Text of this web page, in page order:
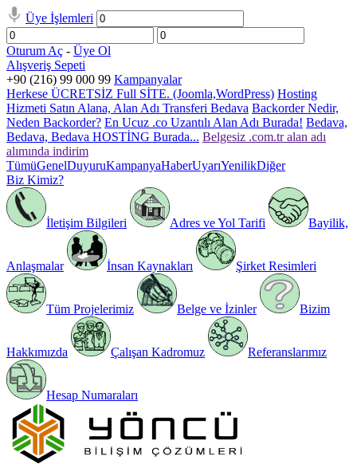
Üye İşlemleri
Oturum Aç - Üye Ol
Alışveriş Sepeti
+90 (216) 99 000 99 Kampanyalar
Herkese ÜCRETSİZ Full SİTE. (Joomla,WordPress) Hosting
Hizmeti Satın Alana, Alan Adı Transferi Bedava Backorder Nedir,
Neden Backorder? En Ucuz .co Uzantılı Alan Adı Burada! Bedava,
Bedava, Bedava HOSTİNG Burada... Belgesiz .com.tr alan adı
alımında indirim
TümüGenelDuyuruKampanyaHaberUyarıYenilikDiğer
Biz Kimiz?
İletişim Bilgileri Adres ve Yol Tarifi Bayilik,
Anlaşmalar İnsan Kaynakları Şirket Resimleri
Tüm Projelerimiz Belge ve İzinler Bizim
Hakkımızda Çalışan Kadromuz Referanslarımız
Hesap Numaraları